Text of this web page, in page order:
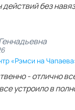
действий без
«Рэмси на
- отлично
устроило в